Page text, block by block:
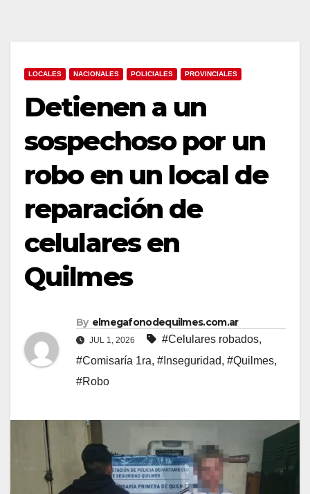
LOCALES NACIONALES POLICIALES PROVINCIALES
Detienen a un
sospechoso por un
robo en un local de
reparación de
celulares en
Quilmes
By elmegafonodequilmes.com.ar
JUL 1, 2026 #Celulares robados,
#Comisaría 1ra, #Inseguridad, #Quilmes,
#Robo